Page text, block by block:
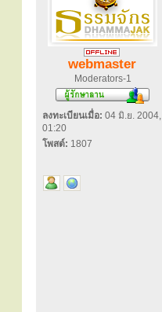
webmaster
Moderators-1
ลงทะเบียนเมื่อ: 04 มิ.ย. 2004,
01:20
โพสต์: 1807